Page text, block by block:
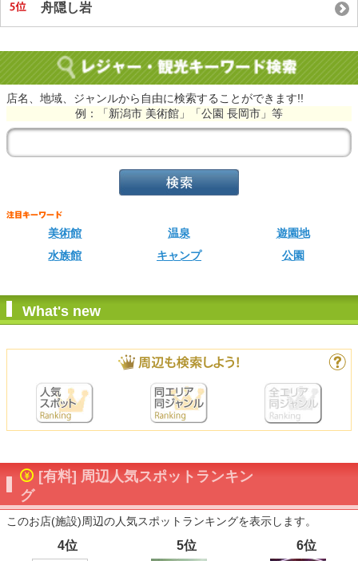
舟隠し岩
店名、地域、ジャンルから自由に検索することができます!!
例：「新潟市 美術館」「公園 長岡市」等
美術館 温泉
遊園地
水族館
キャンプ 公園
What's new
[有料] 周辺人気スポットランキン
グ
このお店(施設)周辺の人気スポットランキングを表示します。
4位 5位 6位